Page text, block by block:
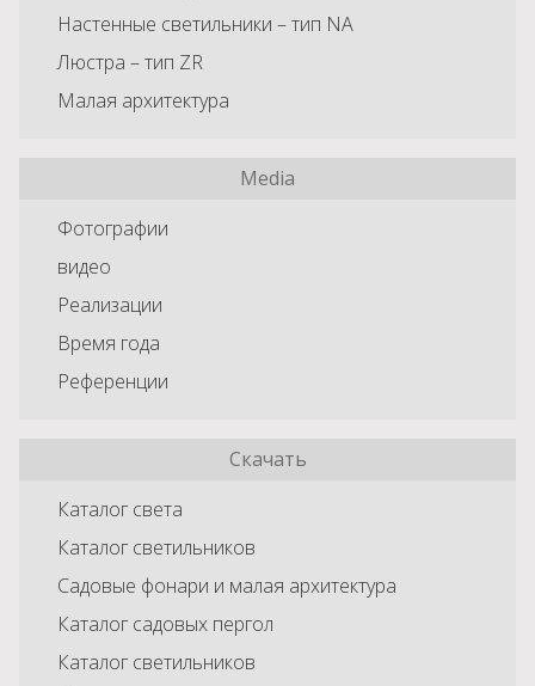
Настенные светильники – тип NA
Люстра – тип ZR
Малая архитектура
Media
Фотографии
видео
Реализации
Время года
Референции
Скачать
Каталог света
Каталог светильников
Садовые фонари и малая архитектура
Каталог садовых пергол
Каталог светильников